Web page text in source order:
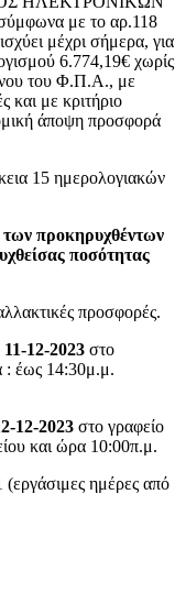
με το αρ.118
μέχρι σήμερα, για
6.774,19€ χωρίς
του Φ.Π.Α., με
και με κριτήριο
άποψη προσφορά
15 ημερολογιακών
των προκηρυχθέντων
ποσότητας
προσφορές.
11-12-2023 στο
: έως 14:30μ.μ.
12-2023 στο γραφείο
και ώρα 10:00π.μ.
ημέρες από